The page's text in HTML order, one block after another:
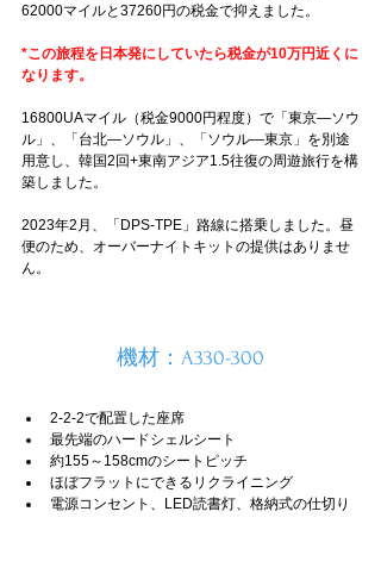
62000マイルと37260円の税金で抑えました。
*この旅程を日本発にしていたら税金が10万円近くに
なります。
16800UAマイル（税金9000円程度）で「東京―ソウ
ル」、「台北―ソウル」、「ソウル―東京」を別途
用意し、韓国2回+東南アジア1.5往復の周遊旅行を構
築しました。
2023年2月、「DPS-TPE」路線に搭乗しました。昼
便のため、オーバーナイトキットの提供はありませ
ん。
機材：A330-300
2-2-2で配置した座席
最先端のハードシェルシート
約155～158cmのシートピッチ
ほぼフラットにできるリクライニング
電源コンセント、LED読書灯、格納式の仕切り